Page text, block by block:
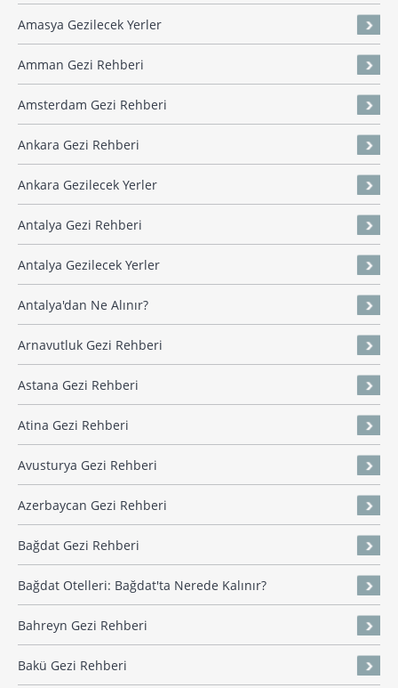
Amasya Gezilecek Yerler
Amman Gezi Rehberi
Amsterdam Gezi Rehberi
Ankara Gezi Rehberi
Ankara Gezilecek Yerler
Antalya Gezi Rehberi
Antalya Gezilecek Yerler
Antalya'dan Ne Alınır?
Arnavutluk Gezi Rehberi
Astana Gezi Rehberi
Atina Gezi Rehberi
Avusturya Gezi Rehberi
Azerbaycan Gezi Rehberi
Bağdat Gezi Rehberi
Bağdat Otelleri: Bağdat'ta Nerede Kalınır?
Bahreyn Gezi Rehberi
Bakü Gezi Rehberi